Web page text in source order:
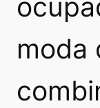
moda